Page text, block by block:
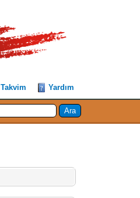
Takvim Yardım